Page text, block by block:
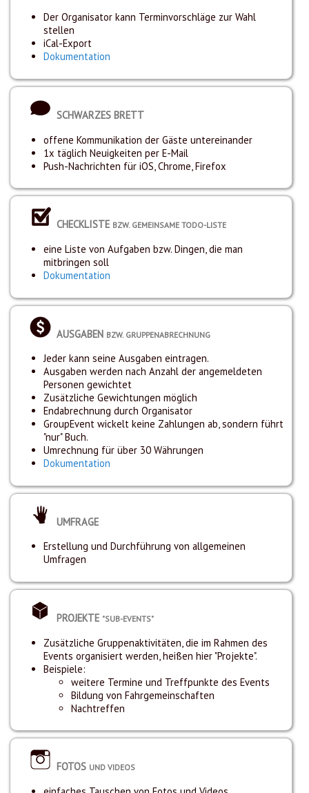
Der Organisator kann Terminvorschläge zur Wahl
stellen
iCal-Export
Dokumentation
SCHWARZES BRETT
offene Kommunikation der Gäste untereinander
1x täglich Neuigkeiten per E-Mail
Push-Nachrichten für iOS, Chrome, Firefox
CHECKLISTE BZW. GEMEINSAME TODO-LISTE
eine Liste von Aufgaben bzw. Dingen, die man
mitbringen soll
Dokumentation
AUSGABEN BZW. GRUPPENABRECHNUNG
Jeder kann seine Ausgaben eintragen.
Ausgaben werden nach Anzahl der angemeldeten
Personen gewichtet
Zusätzliche Gewichtungen möglich
Endabrechnung durch Organisator
GroupEvent wickelt keine Zahlungen ab, sondern führt
"nur" Buch.
Umrechnung für über 30 Währungen
Dokumentation
UMFRAGE
Erstellung und Durchführung von allgemeinen
Umfragen
PROJEKTE "SUB-EVENTS"
Zusätzliche Gruppenaktivitäten, die im Rahmen des
Events organisiert werden, heißen hier "Projekte".
Beispiele:
weitere Termine und Treffpunkte des Events
Bildung von Fahrgemeinschaften
Nachtreffen
FOTOS UND VIDEOS